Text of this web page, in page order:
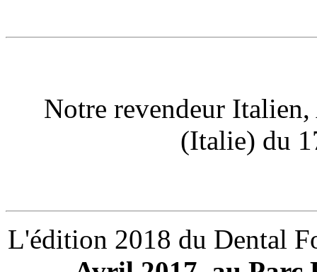
Notre revendeur
(Italie) du
L'édition 2018 du Dental